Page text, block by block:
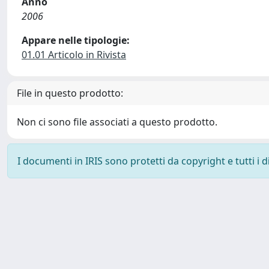
2006
Appare nelle tipologie:
01.01 Articolo in Rivista
File in questo prodotto:
Non ci sono file associati a questo prodotto.
I documenti in IRIS sono protetti da copyright e tutti i